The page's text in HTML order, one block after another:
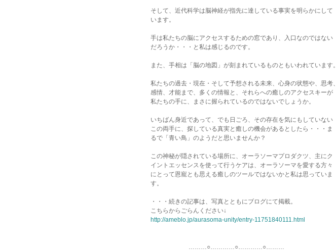
そして、近代科学は脳神経が指先に達している事実を明らかにして
います。
手は私たちの脳にアクセスするための窓であり、入口なのではない
だろうか・・・と私は感じるのです。
また、手相は「脳の地図」が刻まれているものともいわれています。
私たちの過去・現在・そして予想される未来、心身の状態や、思考、
感情、才能まで、多くの情報と、それらへの癒しのアクセスキーが
私たちの手に、まさに握られているのではないでしょうか。
いちばん身近であって、でも日ごろ、その存在を気にもしていない
この両手に、探している真実と癒しの機会があるとしたら・・・ま
るで「青い鳥」のようだと思いませんか？
この神秘が隠されている場所に、オーラソーマプロダクツ、主にク
イントエッセンスを使って行うケアは、オーラソーマを愛する方々
にとって恩寵とも思える癒しのツールではないかと私は思っていま
す。
・・・続きの記事は、写真とともにブログにて掲載。
こちらからごらんください↓
http://ameblo.jp/aurasoma-unity/entry-11751840111.html
………○…………○…………○………